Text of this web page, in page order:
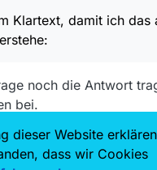
Klartext, damit ich das
noch die Antwort
bei.
von
dieser Website
dass wir Cookies